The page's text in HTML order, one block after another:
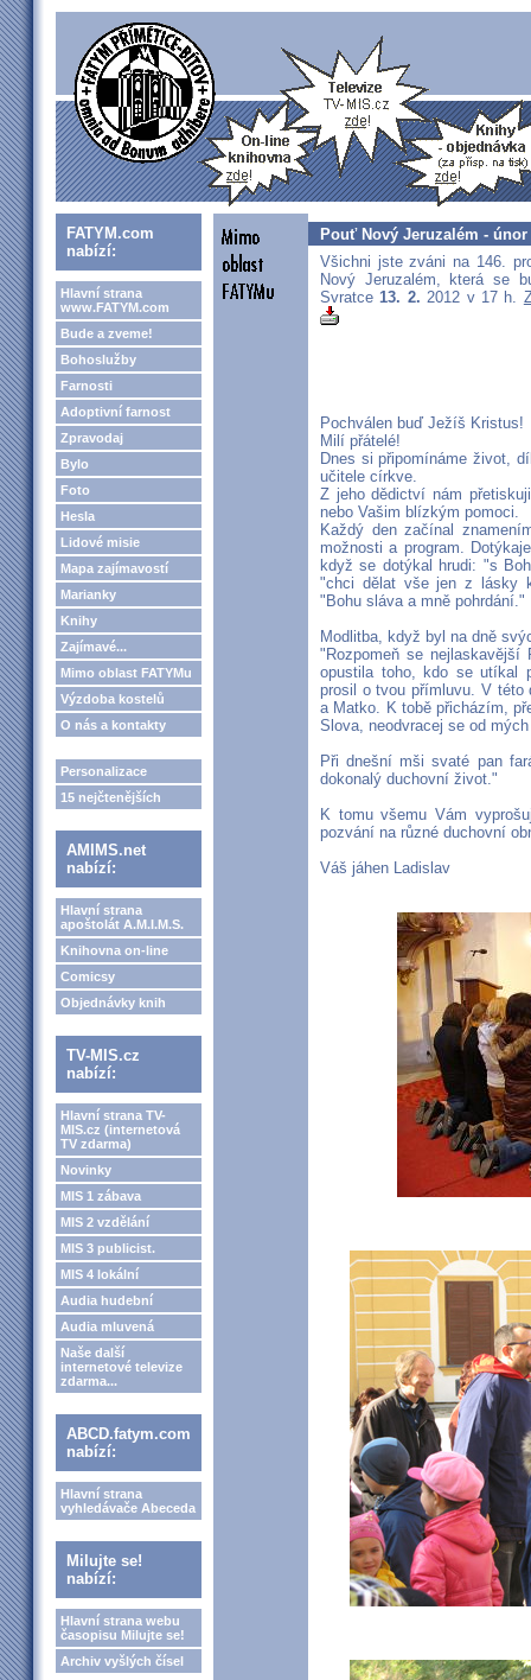
FATYM.com
nabízí:
Hlavní strana
www.FATYM.com
Bude a zveme!
Bohoslužby
Farnosti
Adoptivní farnost
Zpravodaj
Bylo
Foto
Hesla
Lidové misie
Mapa zajímavostí
Marianky
Knihy
Zajímavé...
Mimo oblast FATYMu
Výzdoba kostelů
O nás a kontakty
Personalizace
15 nejčtenějších
AMIMS.net
nabízí:
Hlavní strana
apoštolát A.M.I.M.S.
Knihovna on-line
Comicsy
Objednávky knih
TV-MIS.cz
nabízí:
Hlavní strana TV-
MIS.cz (internetová
TV zdarma)
Novinky
MIS 1 zábava
MIS 2 vzdělání
MIS 3 publicist.
MIS 4 lokální
Audia hudební
Audia mluvená
Naše další
internetové televize
zdarma...
ABCD.fatym.com
nabízí:
Hlavní strana
vyhledávače Abeceda
Milujte se!
nabízí:
Hlavní strana webu
časopisu Milujte se!
Archiv vyšlých čísel
Pouť Nový Jeruzalém - únor
Všichni jste zváni na 146.
Nový Jeruzalém, která se
Svratce 13. 2.2012 v 17 h.
Pochválen buď Ježíš Kristus!
Milí přátelé!
Dnes si připomínáme život,
učitele církve.
Z jeho dědictví nám
nebo Vašim blízkým pomoci.
Každý den začínal
možnosti a program.
když se dotýkal hrudi: "s
"chci dělat vše jen z lásky
"Bohu sláva a mně pohrdání."
Modlitba, když byl na dně
"Rozpomeň se nejlaskavější
opustila toho, kdo se utíkal
prosil o tvou přímluvu. V této
a Matko. K tobě přicházím,
Slova, neodvracej se od
Při dnešní mši svaté pan
dokonalý duchovní život."
K tomu všemu Vám
pozvání na různé duchovní
Váš jáhen Ladislav